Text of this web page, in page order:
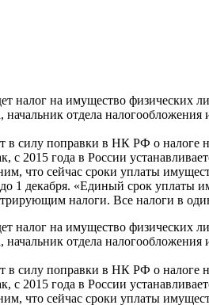
налог на имущество физических
отдела
в силу поправки в НК РФ о
с 2015 года в России
что сейчас сроки уплаты
декабря. «Единый срок уплаты
налоги. Все налоги в
налог на имущество физических
отдела
в силу поправки в НК РФ о
с 2015 года в России
что сейчас сроки уплаты